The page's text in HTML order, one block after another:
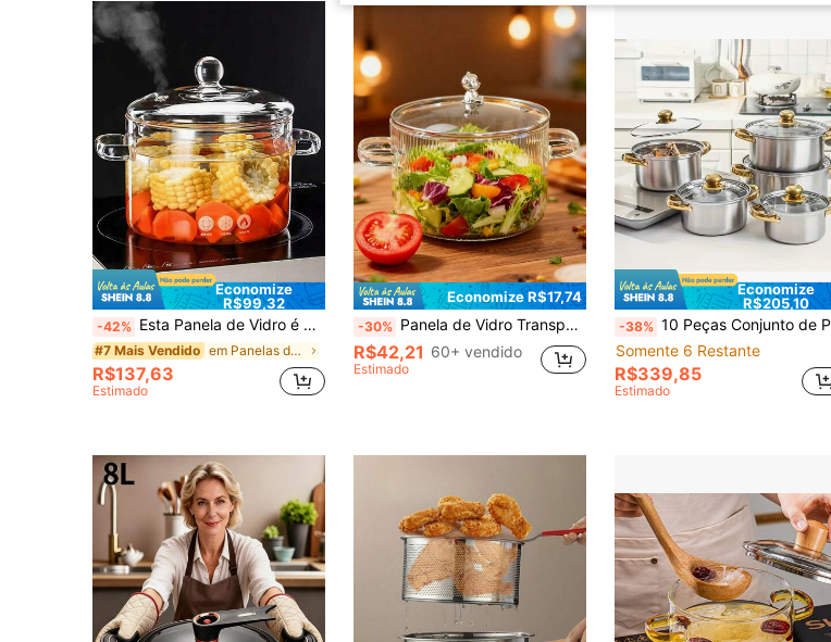
Economize
R$99,32
-42% Esta Panela de Vidro é Muito Prática: Pode Ser Colocada Diretamente no Forno de Micro-ondas para Aquecimento, Também Pode Ser Usada como Recipiente para Armazenar Ingredientes na Geladeira e Pode Ser Usada para Cozinhar em Fogão de Indução. Seu Material Transparente é uma Grande Vantagem.
#7 Mais Vendido em Panelas de sopa e caldo
R$137,63
Estimado
Economize R$17,74
-30% Panela de Vidro Transparente com Duas Alças, Utensílio de Cozinha de Borossilicato de Alta Resistência ao Calor para Chama Aberta e Micro-ondas, Alça de Urso Prateado, Versátil para Sopa, Leite, Frutos do Mar, Salada, Frutas, Panela de Molho, Utensílio de Mesa, Presente para Casamento, Jantar, Festa, Família, Natal
R$42,21 60+ vendido
Estimado
Economize
R$205,10
-38% 10 Peças Conjunto de Panelas de Aço Inoxidável - 5 Panelas Prateadas com Alças Douradas & Tampas de Vidro - Utensílios de Cozinha Estilo Coreano para Ensopados & Ramen - Aquecimento Uniforme para Cozinha Doméstica
Somente 6 Restante
R$339,85
Estimado